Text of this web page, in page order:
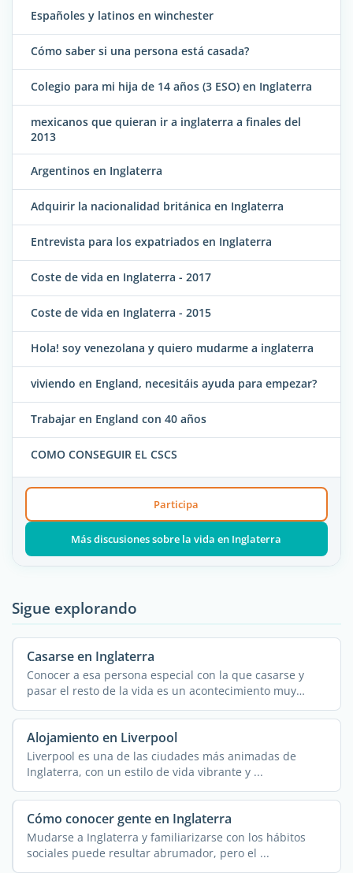
Españoles y latinos en winchester
Cómo saber si una persona está casada?
Colegio para mi hija de 14 años (3 ESO) en Inglaterra
mexicanos que quieran ir a inglaterra a finales del
2013
Argentinos en Inglaterra
Adquirir la nacionalidad británica en Inglaterra
Entrevista para los expatriados en Inglaterra
Coste de vida en Inglaterra - 2017
Coste de vida en Inglaterra - 2015
Hola! soy venezolana y quiero mudarme a inglaterra
viviendo en England, necesitáis ayuda para empezar?
Trabajar en England con 40 años
COMO CONSEGUIR EL CSCS
Participa
Más discusiones sobre la vida en Inglaterra
Sigue explorando
Casarse en Inglaterra
Conocer a esa persona especial con la que casarse y
pasar el resto de la vida es un acontecimiento muy
importante. ...
Alojamiento en Liverpool
Liverpool es una de las ciudades más animadas de
Inglaterra, con un estilo de vida vibrante y ...
Cómo conocer gente en Inglaterra
Mudarse a Inglaterra y familiarizarse con los hábitos
sociales puede resultar abrumador, pero el ...